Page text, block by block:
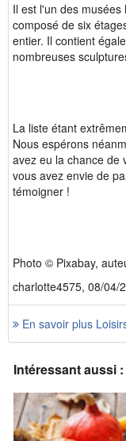
Il est l'un des
composé de six
entier. Il contient
nombreuses
La liste étant
Nous espérons
avez eu la chance de
vous avez envie de
témoigner !
Photo © Pixabay,
charlotte4575, 08/04/
En savoir plus
Intéressant aussi :